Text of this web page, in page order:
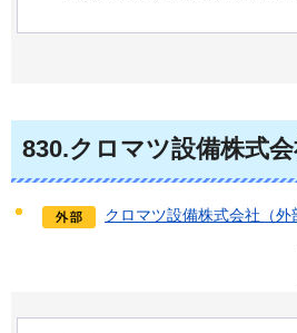
830.クロマツ設備株式
クロマツ設備株式会社（外